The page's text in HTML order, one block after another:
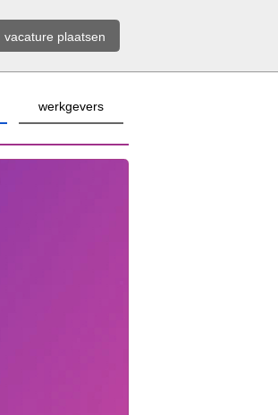
vacature plaatsen
werkgevers